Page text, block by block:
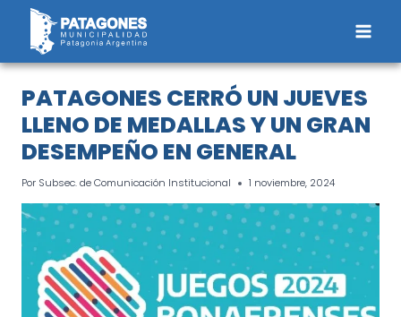
Saltar
contenido
PATAGONES CERRÓ UN JUEVES
LLENO DE MEDALLAS Y UN GRAN
DESEMPEÑO EN GENERAL
Por Subsec. de Comunicación Institucional 1 noviembre, 2024